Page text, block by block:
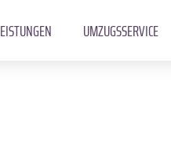
UMZUGSSERVICE